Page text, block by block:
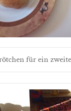
für ein